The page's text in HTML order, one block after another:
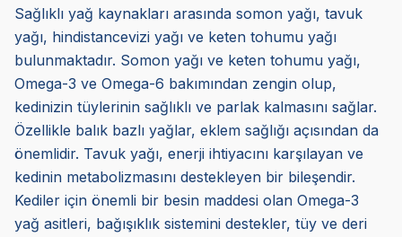
Sağlıklı yağ kaynakları arasında somon yağı, tavuk
yağı, hindistancevizi yağı ve keten tohumu yağı
bulunmaktadır. Somon yağı ve keten tohumu yağı,
Omega-3 ve Omega-6 bakımından zengin olup,
kedinizin tüylerinin sağlıklı ve parlak kalmasını sağlar.
Özellikle balık bazlı yağlar, eklem sağlığı açısından da
önemlidir. Tavuk yağı, enerji ihtiyacını karşılayan ve
kedinin metabolizmasını destekleyen bir bileşendir.
Kediler için önemli bir besin maddesi olan Omega-3
yağ asitleri, bağışıklık sistemini destekler, tüy ve deri